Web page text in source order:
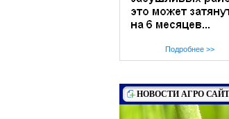
Подробнее >>
НОВОСТИ АГРО